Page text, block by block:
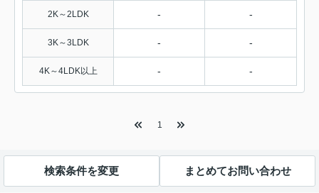
2K～2LDK - -
3K～3LDK - -
4K～4LDK以上 - -
1
検索条件を変更 まとめてお問い合わせ